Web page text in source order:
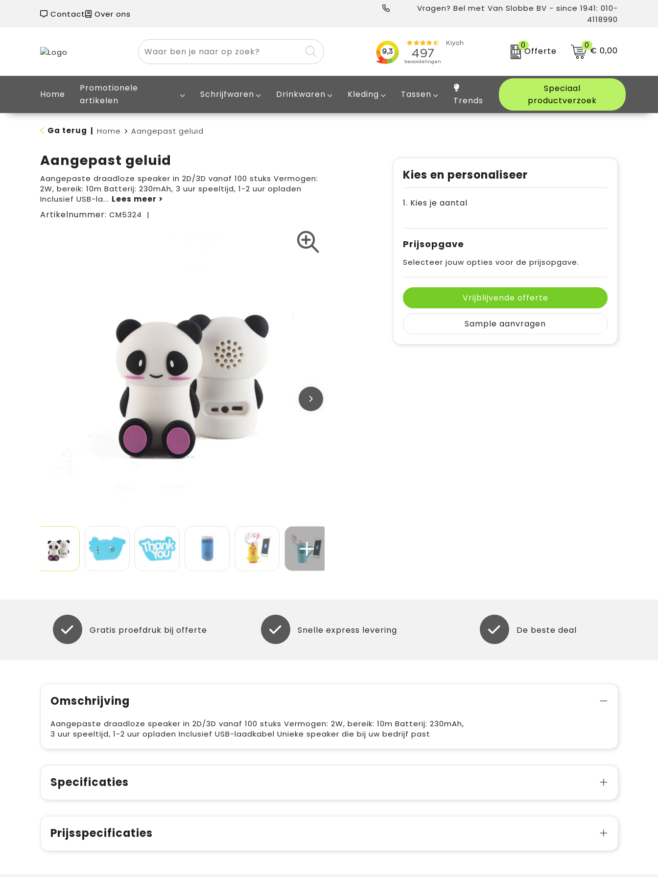
Contact Over ons
Vragen? Bel met Van Slobbe BV - since 1941: 010-
4118990
0
Offerte
0€ 0,00
Home
Promotionele
artikelen
Schrijfwaren Drinkwaren Kleding Tassen
Trends
Speciaal
productverzoek
Ga terug Home Aangepast geluid
Aangepast geluid
Aangepaste draadloze speaker in 2D/3D vanaf 100 stuks Vermogen:
2W, bereik: 10m Batterij: 230mAh, 3 uur speeltijd, 1-2 uur opladen
Inclusief USB-la...
Artikelnummer: CM5324
Kies en personaliseer
1. Kies je aantal
Prijsopgave
Selecteer jouw opties voor de prijsopgave.
Vrijblijvende offerte
Sample aanvragen
Gratis proefdruk bij offerte Snelle express levering De beste deal
Omschrijving
Aangepaste draadloze speaker in 2D/3D vanaf 100 stuks Vermogen: 2W, bereik: 10m Batterij: 230mAh,
3 uur speeltijd, 1-2 uur opladen Inclusief USB-laadkabel Unieke speaker die bij uw bedrijf past
Specificaties
Prijsspecificaties